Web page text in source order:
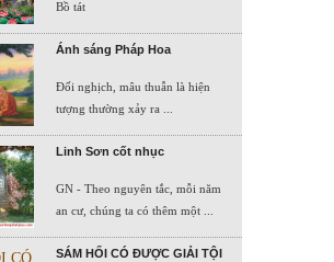
Bồ tát
Ánh sáng Pháp Hoa
Đối nghịch, mâu thuẫn là hiện
tượng thường xảy ra ...
Linh Sơn cốt nhục
GN - Theo nguyên tắc, mỗi năm
an cư, chúng ta có thêm một ...
SÁM HỐI CÓ ĐƯỢC GIẢI TỘI